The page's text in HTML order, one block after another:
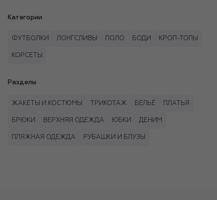
Категории
ФУТБОЛКИ ЛОНГСЛИВЫ ПОЛО БОДИ КРОП-ТОПЫ
КОРСЕТЫ
Разделы
ЖАКЕТЫ И КОСТЮМЫ ТРИКОТАЖ БЕЛЬЁ ПЛАТЬЯ
БРЮКИ ВЕРХНЯЯ ОДЕЖДА ЮБКИ ДЕНИМ
ПЛЯЖНАЯ ОДЕЖДА РУБАШКИ И БЛУЗЫ